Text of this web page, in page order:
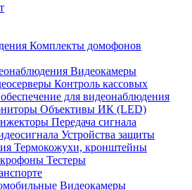
Комплекты домофонов
Видеокамеры
Контроль кассовых
для видеонаблюдения
Объективы ИК (LED)
Передача сигнала
Устройства защиты
Термокожухи, кронштейны
Тестеры
Видеокамеры